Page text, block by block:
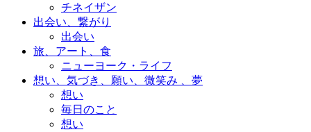
チネイザン
出会い、繋がり
出会い
旅、アート、食
ニューヨーク・ライフ
想い、気づき、願い、微笑み 、夢
想い
毎日のこと
想い